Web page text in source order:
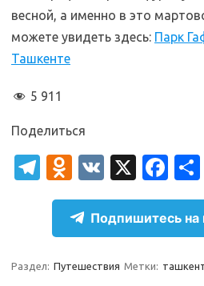
весной, а именно в это
можете увидеть здесь: Парк
Ташкенте
5 911
Поделиться
T
el
gr
a
O
d
n
o
kl
V
K
X
Fa
c
e
b
o
Подпишитесь на
Раздел: Путешествия Метки: